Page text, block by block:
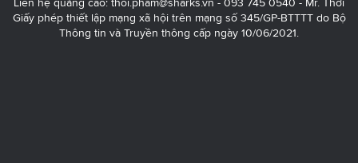
Liên hệ quảng cáo: thoi.pham@sharks.vn - 093 745 0540 - Mr. Thơi
Giấy phép thiết lập mạng xã hội trên mạng số 345/GP-BTTTT do Bộ
Thông tin và Truyền thông cấp ngày 10/06/2021.